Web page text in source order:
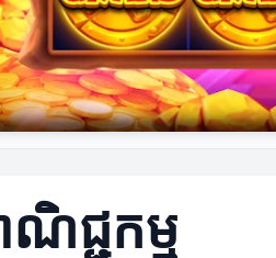
ណិជ្ជកម្ម